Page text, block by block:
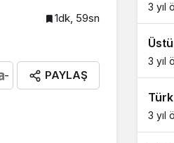
1dk, 59sn
- PAYLAŞ
3 yıl
3 yıl
Türk
3 yıl